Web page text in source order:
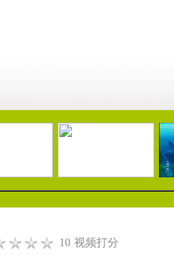
07:57 09:07
10 视频打分